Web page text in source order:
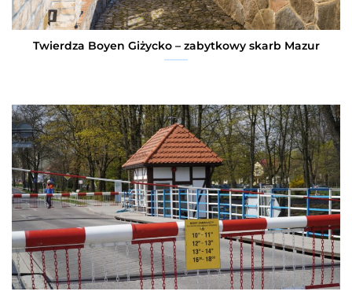
Twierdza Boyen Giżycko – zabytkowy skarb Mazur